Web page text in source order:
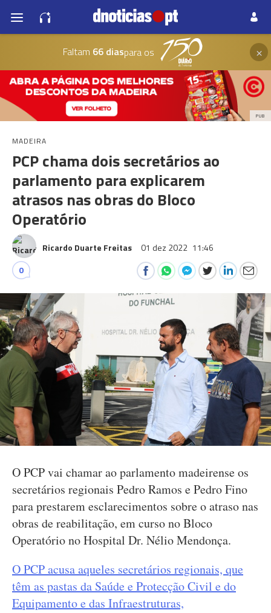
Faltam 66 diaspara os ×
PUB
MADEIRA
PCP chama dois secretários ao
parlamento para explicarem
atrasos nas obras do Bloco
Operatório
Ricardo Duarte Freitas 01 dez 2022 11:46
0
O PCP vai chamar ao parlamento madeirense os
secretários regionais Pedro Ramos e Pedro Fino
para prestarem esclarecimentos sobre o atraso nas
obras de reabilitação, em curso no Bloco
Operatório no Hospital Dr. Nélio Mendonça.
O PCP acusa aqueles secretários regionais, que
têm as pastas da Saúde e Protecção Civil e do
Equipamento e das Infraestruturas,